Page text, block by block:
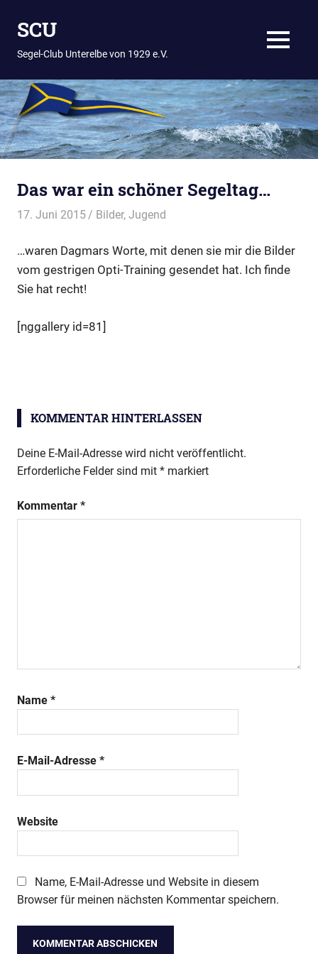
InhaltSCU
Segel-Club Unterelbe von 1929 e.V. MENÜ
Das war ein schöner Segeltag…
17. Juni 2015 Thees
Bilder,Jugend
…waren Dagmars Worte, mit denen sie mir die Bilder
vom gestrigen Opti-Training gesendet hat. Ich finde
Sie hat recht!
[nggallery id=81]
KOMMENTAR HINTERLASSEN
Deine E-Mail-Adresse wird nicht veröffentlicht.
Erforderliche Felder sind mit * markiert
Kommentar *
Name *
E-Mail-Adresse *
Website
Name, E-Mail-Adresse und Website in diesem
Browser für meinen nächsten Kommentar speichern.